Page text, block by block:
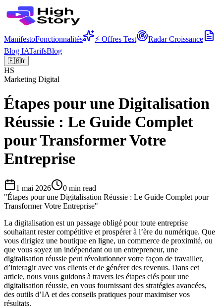
ManifestoFonctionnalités ⚡ Offres Test
Radar Croissance
Blog IATarifsBlog
🇫🇷fr
HS
Marketing Digital
Étapes pour une Digitalisation
Réussie : Le Guide Complet
pour Transformer Votre
Entreprise
1 mai 2026 0 min read
"Étapes pour une Digitalisation Réussie : Le Guide Complet pour
Transformer Votre Entreprise"
La digitalisation est un passage obligé pour toute entreprise
souhaitant rester compétitive et prospérer à l’ère du numérique. Que
vous dirigiez une boutique en ligne, un commerce de proximité, ou
que vous soyez un indépendant ou un entrepreneur, une
digitalisation réussie peut révolutionner votre façon de travailler,
d’interagir avec vos clients et de générer des revenus. Dans cet
article, nous vous guidons à travers les étapes clés pour une
digitalisation réussie, en vous fournissant des stratégies avancées,
des outils d’IA et des conseils pratiques pour maximiser vos
résultats.